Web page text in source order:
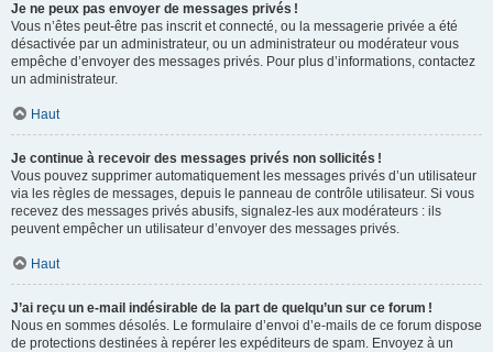
Je ne peux pas envoyer de messages privés !
Vous n’êtes peut-être pas inscrit et connecté, ou la messagerie privée a été
désactivée par un administrateur, ou un administrateur ou modérateur vous
empêche d’envoyer des messages privés. Pour plus d’informations, contactez
un administrateur.
Haut
Je continue à recevoir des messages privés non sollicités !
Vous pouvez supprimer automatiquement les messages privés d’un utilisateur
via les règles de messages, depuis le panneau de contrôle utilisateur. Si vous
recevez des messages privés abusifs, signalez-les aux modérateurs : ils
peuvent empêcher un utilisateur d’envoyer des messages privés.
Haut
J’ai reçu un e-mail indésirable de la part de quelqu’un sur ce forum !
Nous en sommes désolés. Le formulaire d’envoi d’e-mails de ce forum dispose
de protections destinées à repérer les expéditeurs de spam. Envoyez à un